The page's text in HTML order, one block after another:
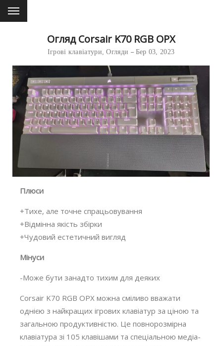
Огляд Corsair K70 RGB OPX
Ігрові клавіатури,Огляди Бер 03, 2023
Плюси
+Тихе, але точне спрацьовування
+Відмінна якість збірки
+Чудовий естетичний вигляд
Мінуси
-Може бути занадто тихим для деяких
Corsair K70 RGB OPX можна сміливо вважати
однією з найкращих ігрових клавіатур за ціною та
загальною продуктивністю. Це повнорозмірна
клавіатура зі 105 клавішами та спеціальною медіа-